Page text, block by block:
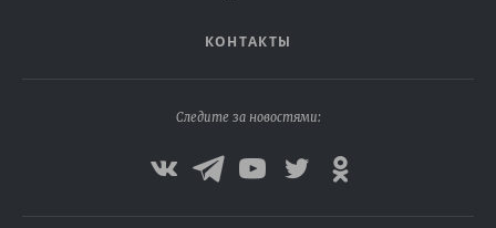
КОНТАКТЫ
Следите за новостями: